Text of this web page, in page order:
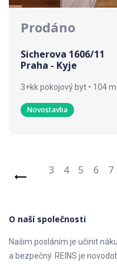
Prodáno
Sicherova 1606/11
Praha - Kyje
3+kk pokojový byt • 104
Novostavba
3 4 5 6 7
O naší společnosti
Našim posláním je učinit
a bezpečný. REINS je